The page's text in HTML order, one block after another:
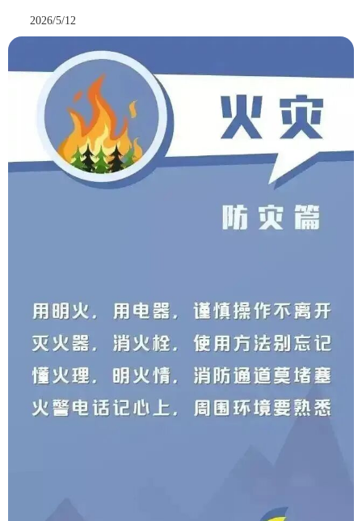
2026/5/12